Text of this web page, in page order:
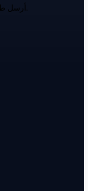
أرسل طلباً وسنقوم بإخطار بائعينا لتلبية متطلباتك.